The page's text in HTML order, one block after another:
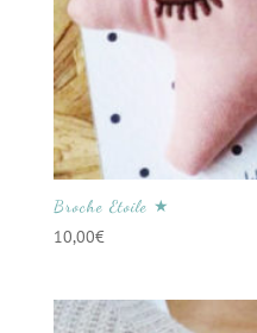
Broche Etoile ★
10,00€